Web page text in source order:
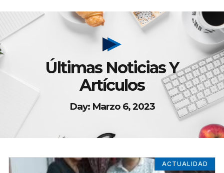
Últimas Noticias Y
Artículos
Day: Marzo 6, 2023
ACTUALIDAD